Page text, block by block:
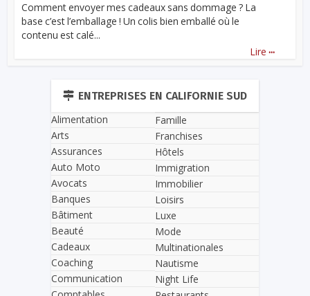
Comment envoyer mes cadeaux sans dommage ? La
base c’est l’emballage ! Un colis bien emballé où le
contenu est calé...
Lire ...
ENTREPRISES EN CALIFORNIE SUD
Alimentation
Arts
Assurances
Auto Moto
Avocats
Banques
Bâtiment
Beauté
Cadeaux
Coaching
Communication
Famille
Franchises
Hôtels
Immigration
Immobilier
Loisirs
Luxe
Mode
Multinationales
Nautisme
Night Life